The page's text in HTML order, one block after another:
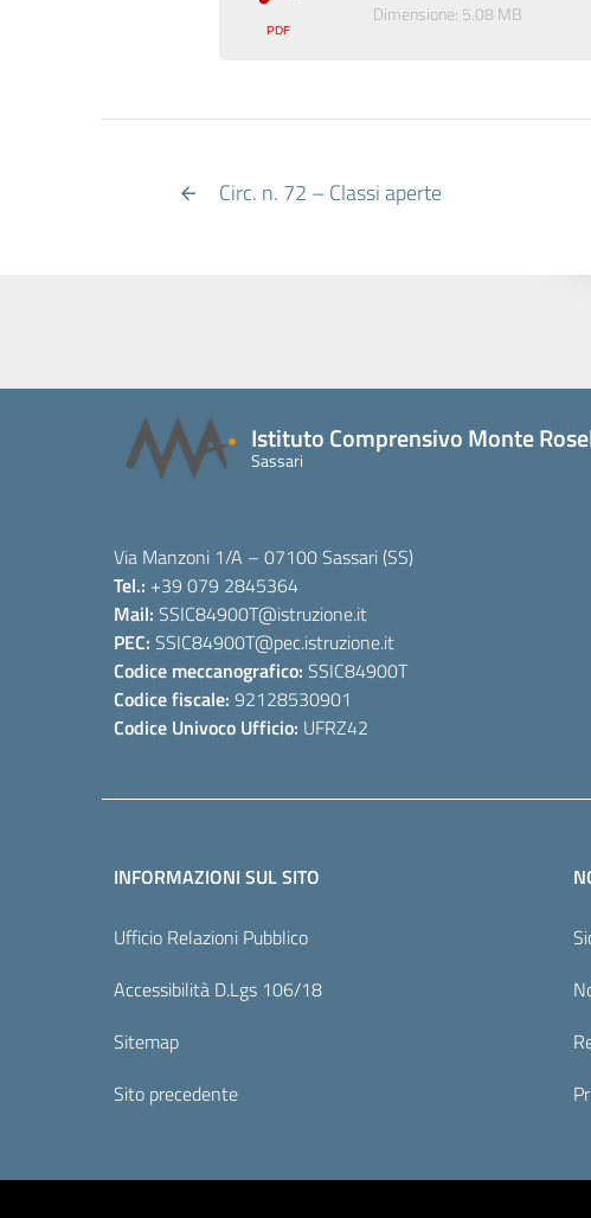
Dimensione: 5.08 MB
Circ. n. 72 – Classi aperte
Istituto Comprensivo Monte
Sassari
Via Manzoni 1/A – 07100 Sassari (SS)
Tel.: +39 079 2845364
Mail: SSIC84900T@istruzione.it
PEC: SSIC84900T@pec.istruzione.it
Codice meccanografico: SSIC84900T
Codice fiscale: 92128530901
Codice Univoco Ufficio: UFRZ42
INFORMAZIONI SUL SITO
Ufficio Relazioni Pubblico
Accessibilità D.Lgs 106/18
Sitemap
Sito precedente